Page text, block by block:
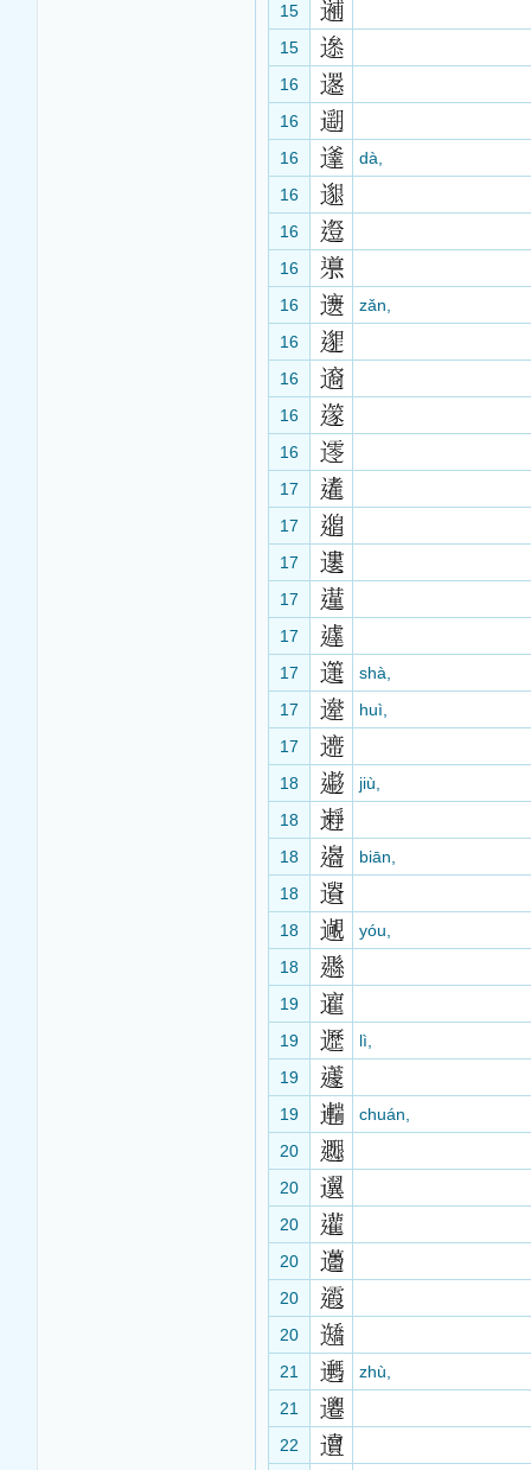
15
15
16
16
16
dà,
16
16
16
16
zǎn,
16
16
16
16
17
17
17
17
17
17
shà,
17
huì,
17
18
jiù,
18
18
biān,
18
18
yóu,
18
19
19
lì,
19
19
chuán,
20
20
20
20
20
20
21
zhù,
21
22